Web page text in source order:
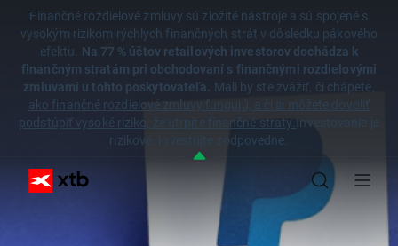
Finančné rozdielové zmluvy sú zložité nástroje a sú spojené s
vysokým rizikom rýchlych finančných strát v dôsledku pákového
efektu. Na 77 % účtov retailových investorov dochádza k
finančným stratám pri obchodovaní s finančnými rozdielovými
zmluvami u tohto poskytovateľa. Mali by ste zvážiť, či chápete,
ako finančné rozdielové zmluvy fungujú, a či si môžete dovoliť
podstúpiť vysoké riziko, že utrpíte finančné straty. Investovanie je
rizikové. Investujte zodpovedne.